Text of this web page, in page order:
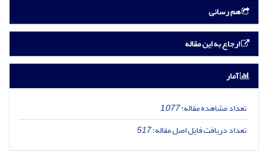
هم رسانی
ارجاع به این مقاله
آمار
تعداد مشاهده مقاله:1,077
تعداد دریافت فایل اصل مقاله:517